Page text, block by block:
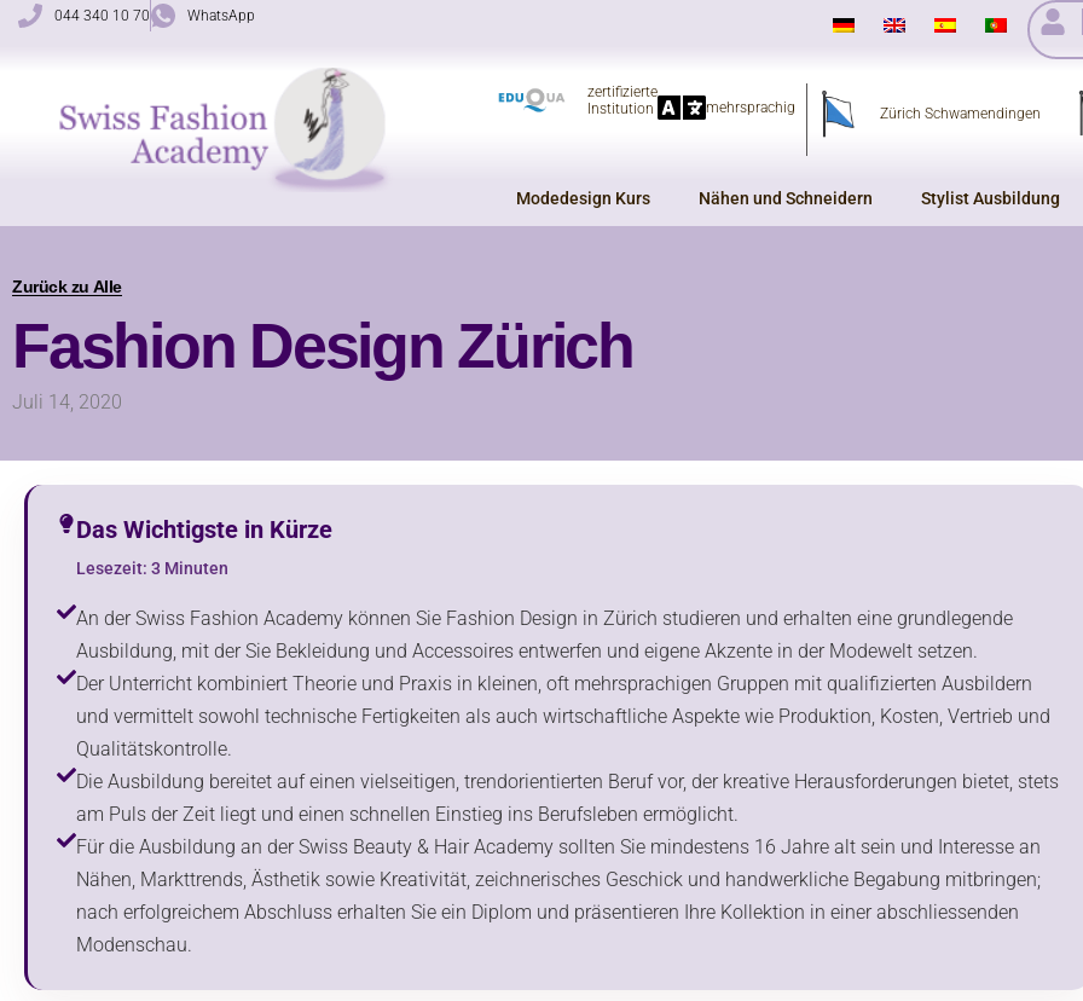
Zum
044 340 10 70 WhatsApp
zertifizierte
Institution
mehrsprachig Zürich Schwamendingen
Modedesign Kurs Nähen und Schneidern Stylist Ausbildung
Zurück zu Alle
Fashion Design Zürich
Juli 14, 2020
Das Wichtigste in Kürze
Lesezeit: 3 Minuten
An der Swiss Fashion Academy können Sie Fashion Design in Zürich studieren und erhalten eine grundlegende
Ausbildung, mit der Sie Bekleidung und Accessoires entwerfen und eigene Akzente in der Modewelt setzen.
Der Unterricht kombiniert Theorie und Praxis in kleinen, oft mehrsprachigen Gruppen mit qualifizierten Ausbildern
und vermittelt sowohl technische Fertigkeiten als auch wirtschaftliche Aspekte wie Produktion, Kosten, Vertrieb und
Qualitätskontrolle.
Die Ausbildung bereitet auf einen vielseitigen, trendorientierten Beruf vor, der kreative Herausforderungen bietet, stets
am Puls der Zeit liegt und einen schnellen Einstieg ins Berufsleben ermöglicht.
Für die Ausbildung an der Swiss Beauty & Hair Academy sollten Sie mindestens 16 Jahre alt sein und Interesse an
Nähen, Markttrends, Ästhetik sowie Kreativität, zeichnerisches Geschick und handwerkliche Begabung mitbringen;
nach erfolgreichem Abschluss erhalten Sie ein Diplom und präsentieren Ihre Kollektion in einer abschliessenden
Modenschau.